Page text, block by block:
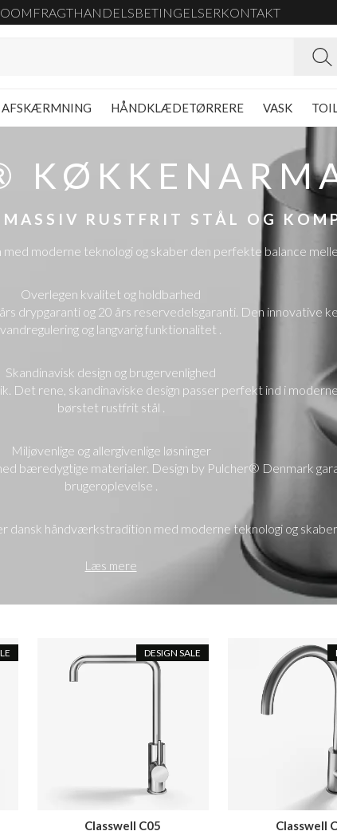
FRAGTHANDELSBETINGELSERKONTAKT
AFSKÆRMNING HÅNDKLÆDETØRRERE VASK
RUSTFRIT STÅL OG
moderne teknologi og skaber den perfekte balance
Overlegen kvalitet og holdbarhed
drypgaranti og 20 års reservedelsgaranti. Den innovative
vandregulering og langvarig funktionalitet .
Skandinavisk design og brugervenlighed
Det rene, skandinaviske design passer perfekt ind i
børstet rustfrit stål .
Miljøvenlige og allergivenlige løsninger
bæredygtige materialer. Design by Pulcher® Denmark
brugeroplevelse .
håndværkstradition med moderne teknologi og
Læs mere
DESIGN SALE
Classwell C05 Classwell